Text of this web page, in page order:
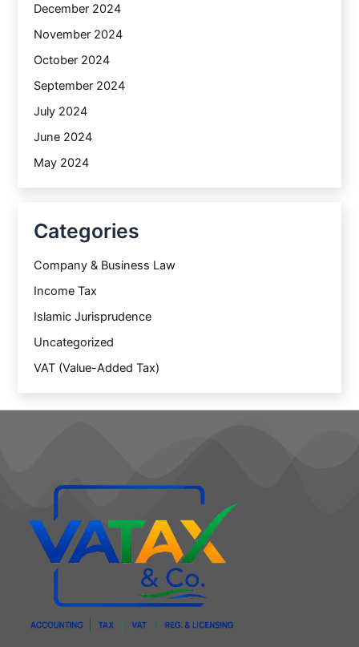
December 2024
November 2024
October 2024
September 2024
July 2024
June 2024
May 2024
Categories
Company & Business Law
Income Tax
Islamic Jurisprudence
Uncategorized
VAT (Value-Added Tax)